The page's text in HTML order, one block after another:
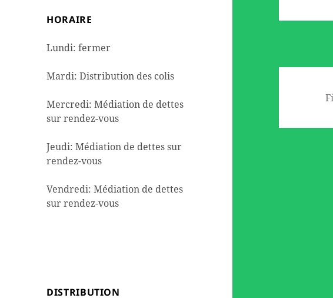
alimentaire
HORAIRE
Lundi: fermer
Mardi: Distribution des colis
Mercredi: Médiation de dettes
sur rendez-vous
Jeudi: Médiation de dettes sur
rendez-vous
Vendredi: Médiation de dettes
sur rendez-vous
DISTRIBUTION